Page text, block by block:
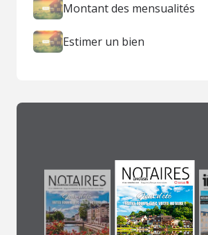
Montant des mensualités
Estimer un bien